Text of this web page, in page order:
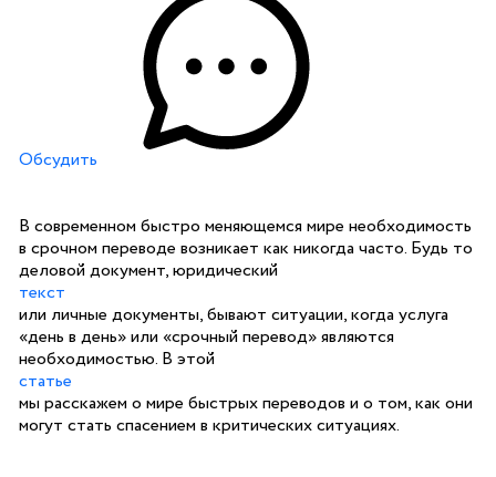
Обсудить
В современном быстро меняющемся мире необходимость
в срочном переводе возникает как никогда часто. Будь то
деловой документ, юридический
текст
или личные документы, бывают ситуации, когда услуга
«день в день» или «срочный перевод» являются
необходимостью. В этой
статье
мы расскажем о мире быстрых переводов и о том, как они
могут стать спасением в критических ситуациях.